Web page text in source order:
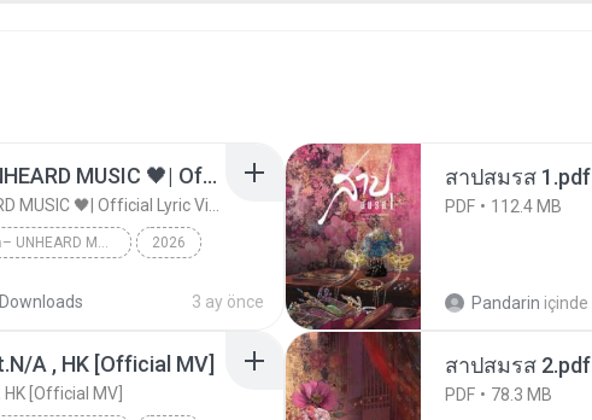
ไม่มีใครรู้ตัวเรา– UNHEARD MUSIC 🖤| Official Lyric Video | เพลงสู้ชีวิต
ไม่มีใครรู้ตัวเรา– UNHEARD MUSIC 🖤| Official Lyric Video | เพลงสู้ชีวิต 2026
Downloads 3 ay önce
สาปสมรส 1.pdf
PDF 112.4 MB
Pandarin içinde
A , HK [Official MV]
[Official MV]
สาปสมรส 2.pdf
PDF 78.3 MB